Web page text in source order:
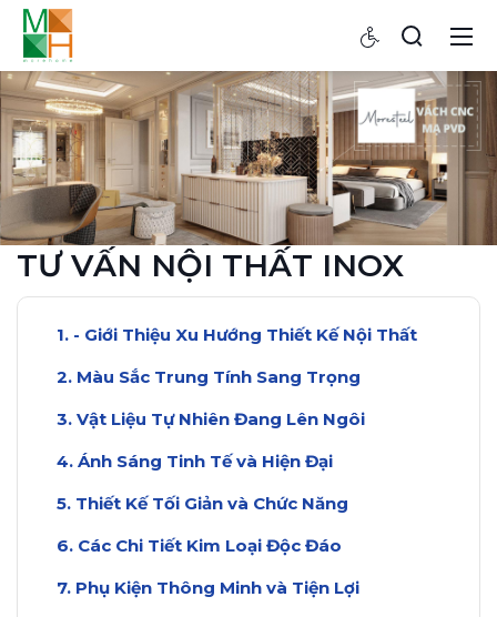
TƯ VẤN NỘI THẤT INOX
- Giới Thiệu Xu Hướng Thiết Kế Nội Thất
Màu Sắc Trung Tính Sang Trọng
Vật Liệu Tự Nhiên Đang Lên Ngôi
Ánh Sáng Tinh Tế và Hiện Đại
Thiết Kế Tối Giản và Chức Năng
Các Chi Tiết Kim Loại Độc Đáo
Phụ Kiện Thông Minh và Tiện Lợi